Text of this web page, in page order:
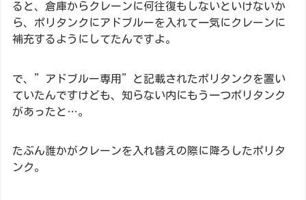
ると、倉庫からクレーンに何往復もしないといけないか
ら、ポリタンクにアドブルーを入れて一気にクレーンに
補充するようにしてたんですよ。
で、”アドブルー専用”と記載されたポリタンクを置い
ていたんですけども、知らない内にもう一つポリタンク
があったと…。
たぶん誰かがクレーンを入れ替えの際に降ろしたポリタ
ンク。